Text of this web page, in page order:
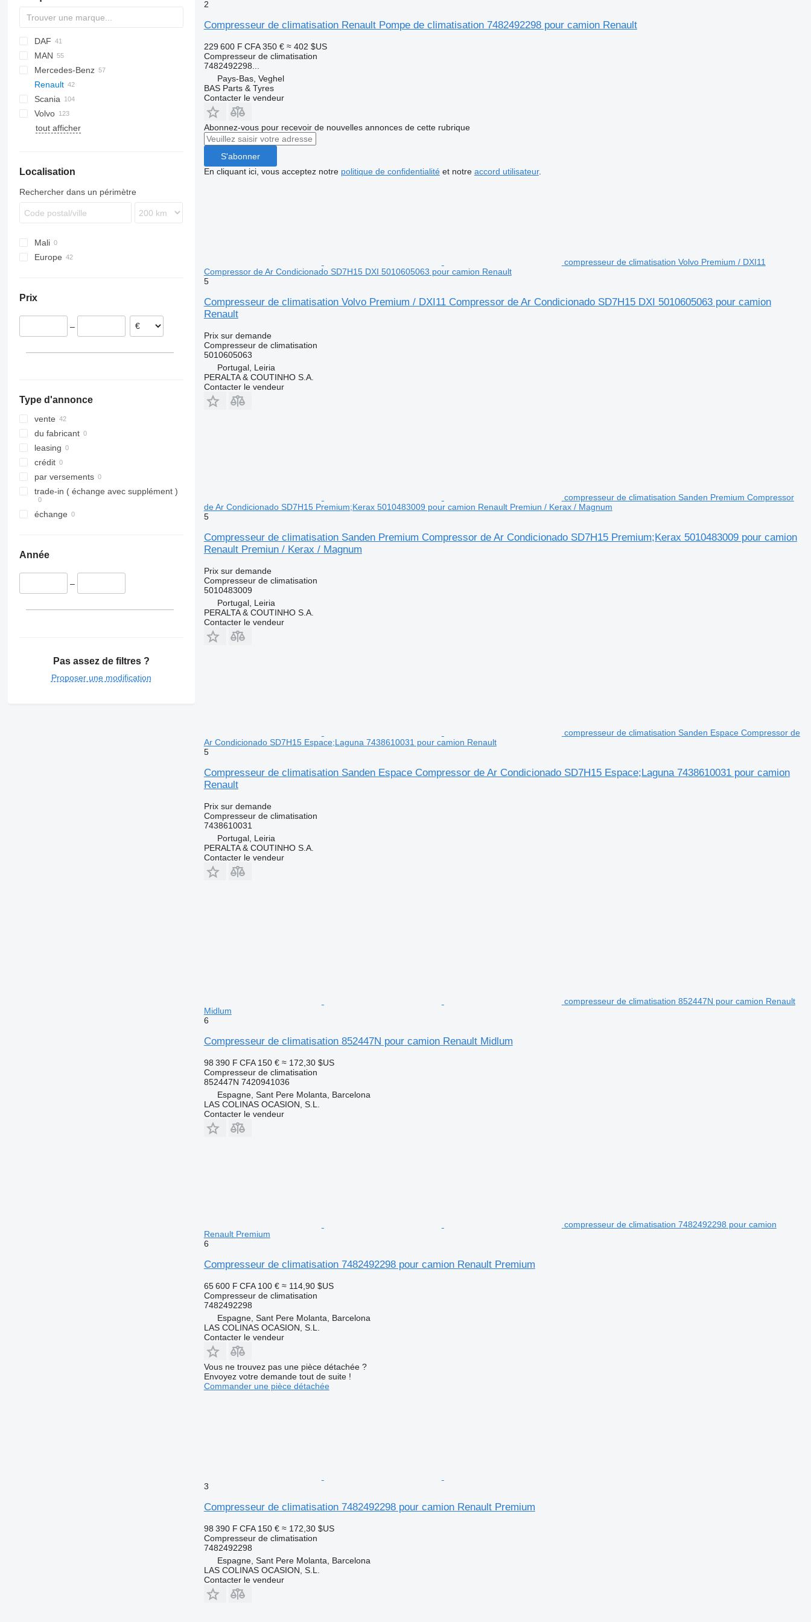
2-Series
X-Series
C-series
DAF
CF
LF
XF
F-MAX
Transit
Daily
EuroCargo
EuroStar
Eurotech
S-Way
Stralis
MAN
A-series
TGA
TGL
TGM
TGS
Mercedes-Benz
A-Class
Actros
Antos
Arocs
MB
Canter
L-series
Atleon
Cabstar
Vanette
Movano
Renault
Kerax
Magnum
Master
Premium 420
Scania
R-series
Golf
LT
Volvo
FE
FM
SD
tout afficher
Localisation
Rechercher dans un périmètre
Mali
Europe
Estonie
Pays-Bas
Prix
–
Type d'annonce
vente
du fabricant
leasing
crédit
par versements
trade-in ( échange avec supplément )
échange
Année
–
Pas assez de filtres ?
Proposer une modification
2
Compresseur de climatisation Renault Pompe de climatisation 7482492298 pour camion Renault
229 600 F CFA 350 € ≈ 402 $US
Compresseur de climatisation
7482492298...
Pays-Bas, Veghel
BAS Parts & Tyres
Contacter le vendeur
Abonnez-vous pour recevoir de nouvelles annonces de cette rubrique
S'abonner
En cliquant ici, vous acceptez notre politique de confidentialitéet notre accord utilisateur.
compresseur de climatisation Volvo Premium / DXI11
Compressor de Ar Condicionado SD7H15 DXI 5010605063 pour camion Renault
5
Compresseur de climatisation Volvo Premium / DXI11 Compressor de Ar Condicionado SD7H15 DXI 5010605063 pour camion
Renault
Prix sur demande
Compresseur de climatisation
5010605063
Portugal, Leiria
PERALTA & COUTINHO S.A.
Contacter le vendeur
compresseur de climatisation Sanden Premium Compressor
de Ar Condicionado SD7H15 Premium;Kerax 5010483009 pour camion Renault Premiun / Kerax / Magnum
5
Compresseur de climatisation Sanden Premium Compressor de Ar Condicionado SD7H15 Premium;Kerax 5010483009 pour camion
Renault Premiun / Kerax / Magnum
Prix sur demande
Compresseur de climatisation
5010483009
Portugal, Leiria
PERALTA & COUTINHO S.A.
Contacter le vendeur
compresseur de climatisation Sanden Espace Compressor de
Ar Condicionado SD7H15 Espace;Laguna 7438610031 pour camion Renault
5
Compresseur de climatisation Sanden Espace Compressor de Ar Condicionado SD7H15 Espace;Laguna 7438610031 pour camion
Renault
Prix sur demande
Compresseur de climatisation
7438610031
Portugal, Leiria
PERALTA & COUTINHO S.A.
Contacter le vendeur
compresseur de climatisation 852447N pour camion Renault
Midlum
6
Compresseur de climatisation 852447N pour camion Renault Midlum
98 390 F CFA 150 € ≈ 172,30 $US
Compresseur de climatisation
852447N 7420941036
Espagne, Sant Pere Molanta, Barcelona
LAS COLINAS OCASION, S.L.
Contacter le vendeur
compresseur de climatisation 7482492298 pour camion
Renault Premium
6
Compresseur de climatisation 7482492298 pour camion Renault Premium
65 600 F CFA 100 € ≈ 114,90 $US
Compresseur de climatisation
7482492298
Espagne, Sant Pere Molanta, Barcelona
LAS COLINAS OCASION, S.L.
Contacter le vendeur
Vous ne trouvez pas une pièce détachée ?
Envoyez votre demande tout de suite !
Commander une pièce détachée
3
Compresseur de climatisation 7482492298 pour camion Renault Premium
98 390 F CFA 150 € ≈ 172,30 $US
Compresseur de climatisation
7482492298
Espagne, Sant Pere Molanta, Barcelona
LAS COLINAS OCASION, S.L.
Contacter le vendeur